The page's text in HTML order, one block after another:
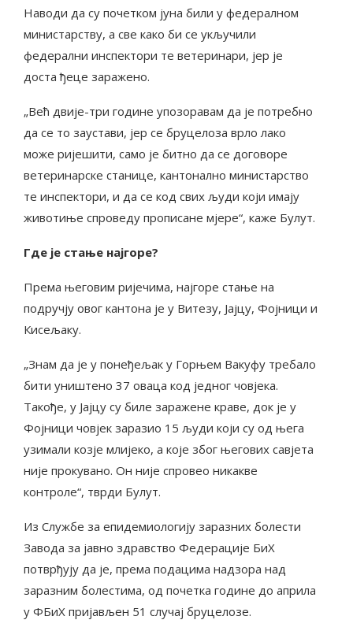
Наводи да су почетком јуна били у федералном
министарству, а све како би се укључили
федерални инспектори те ветеринари, јер је
доста ђеце заражено.
„Већ двије-три године упозоравам да је потребно
да се то заустави, јер се бруцелоза врло лако
може ријешити, само је битно да се договоре
ветеринарске станице, кантонално министарство
те инспектори, и да се код свих људи који имају
животиње спроведу прописане мјере“, каже Булут.
Где је стање најгоре?
Према његовим ријечима, најгоре стање на
подручју овог кантона је у Витезу, Јајцу, Фојници и
Кисељаку.
„Знам да је у понеђељак у Горњем Вакуфу требало
бити уништено 37 оваца код једног човјека.
Такође, у Јајцу су биле заражене краве, док је у
Фојници човјек заразио 15 људи који су од њега
узимали козје млијеко, а које због његових савјета
није прокувано. Он није спровео никакве
контроле“, тврди Булут.
Из Службе за епидемиологију заразних болести
Завода за јавно здравство Федерације БиХ
потврђују да је, према подацима надзора над
заразним болестима, од почетка године до априла
у ФБиХ пријављен 51 случај бруцелозе.